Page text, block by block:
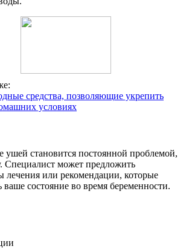
средства, позволяющие укрепить
условиях
ушей становится постоянной проблемой,
Специалист может предложить
лечения или рекомендации, которые
ваше состояние во время беременности.